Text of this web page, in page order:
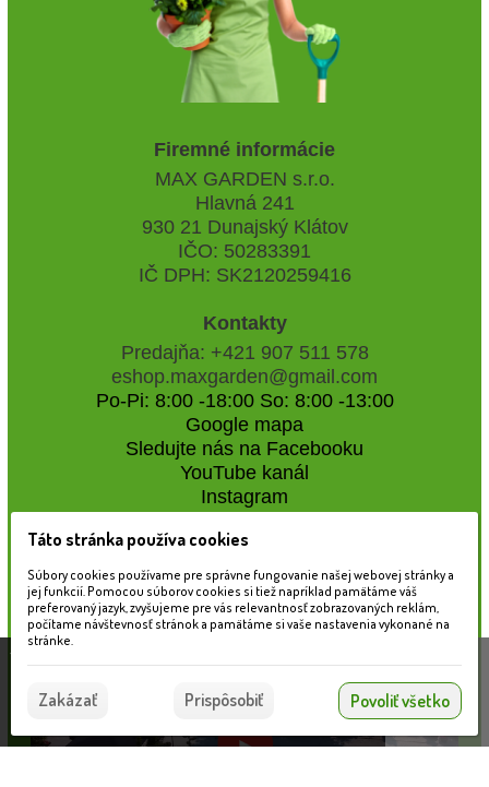
Firemné informácie
MAX GARDEN s.r.o.
Hlavná 241
930 21 Dunajský Klátov
IČO: 50283391
IČ DPH: SK2120259416
Kontakty
Predajňa: +421 907 511 578
eshop.maxgarden@gmail.com
Po-Pi: 8:00 -18:00 So: 8:00 -13:00
Google mapa
Sledujte nás na Facebooku
YouTube kanál
Instagram
Naše záhradné centrum
Táto stránka používa súbory cookies, ktoré nám
pomáhajú poskytovať služby. Používaním našich
služieb vyjadrujete súhlas s používaním súborov
Súhlasím
Táto stránka používa cookies
Súbory cookies používame pre správne fungovanie našej webovej stránky a
jej funkcií. Pomocou súborov cookies si tiež napríklad pamätáme váš
preferovaný jazyk, zvyšujeme pre vás relevantnosť zobrazovaných reklám,
počítame návštevnosť stránok a pamätáme si vaše nastavenia vykonané na
stránke.
Zakázať Prispôsobiť Povoliť všetko